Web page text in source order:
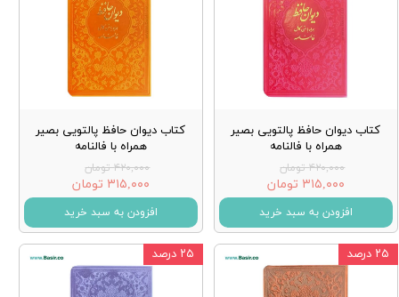
کتاب دیوان حافظ پالتویی بصیر
همراه با فالنامه
۴۲۰,۰۰۰ تومان
۳۱۵,۰۰۰ تومان
افزودن به سبد خرید
کتاب دیوان حافظ پالتویی بصیر
همراه با فالنامه
۴۲۰,۰۰۰ تومان
۳۱۵,۰۰۰ تومان
افزودن به سبد خرید
۲۵ درصد ۲۵ درصد